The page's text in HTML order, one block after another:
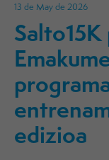
13 de May de 2026
edizioa